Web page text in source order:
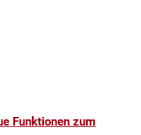
Funktionen zum